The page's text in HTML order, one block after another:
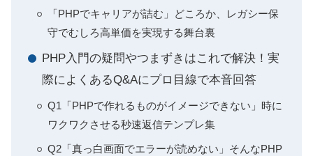
「PHPでキャリアが詰む」どころか、レガシー保
守でむしろ高単価を実現する舞台裏
PHP入門の疑問やつまずきはこれで解決！実
際によくあるQ&Aにプロ目線で本音回答
Q1「PHPで作れるものがイメージできない」時に
ワクワクさせる秒速返信テンプレ集
Q2「真っ白画面でエラーが読めない」そんなPHP